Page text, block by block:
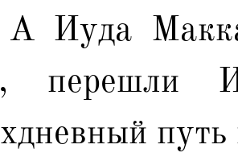
Иуда
перешли